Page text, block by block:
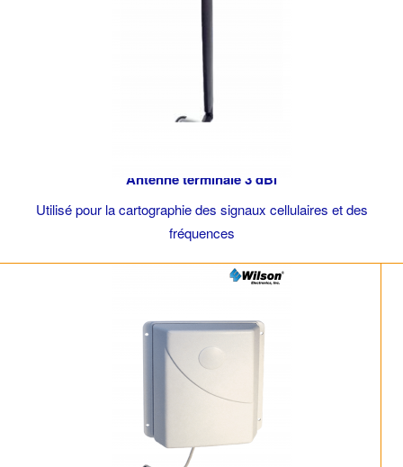
Antenne terminale 3 dBi
Utilisé pour la cartographie des signaux cellulaires et des
fréquences